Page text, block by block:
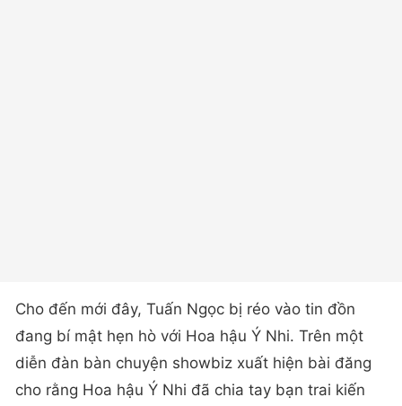
Cho đến mới đây, Tuấn Ngọc bị réo vào tin đồn
đang bí mật hẹn hò với Hoa hậu Ý Nhi. Trên một
diễn đàn bàn chuyện showbiz xuất hiện bài đăng
cho rằng Hoa hậu Ý Nhi đã chia tay bạn trai kiến